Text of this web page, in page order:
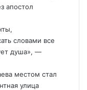
апостол
словами все
душа», —
местом стал
улица